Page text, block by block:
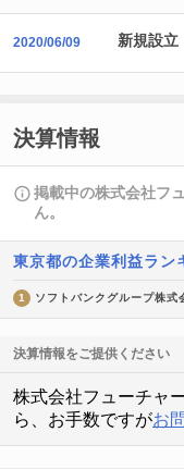
2020/06/09 新規設立
決算情報
掲載中の株式会社フ
ん。
東京都の企業利益ラン
1 ソフトバンクグループ株式
決算情報をご提供ください
株式会社フューチャ
ら、お手数ですがお